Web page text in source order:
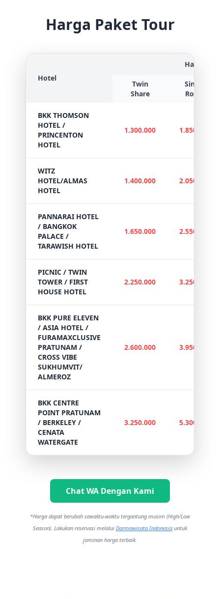
Harga Paket Tour
Hotel
Harga
Twin
Share
Single
Room
BKK THOMSON
HOTEL /
PRINCENTON
HOTEL
1.300.000 1.850.000
WITZ
HOTEL/ALMAS
HOTEL
1.400.000 2.050.000
PANNARAI HOTEL
/ BANGKOK
PALACE /
TARAWISH HOTEL
1.650.000 2.550.000
PICNIC / TWIN
TOWER / FIRST
HOUSE HOTEL
2.250.000 3.250.000
BKK PURE ELEVEN
/ ASIA HOTEL /
FURAMAXCLUSIVE
PRATUNAM /
CROSS VIBE
SUKHUMVIT/
ALMEROZ
2.600.000 3.950.000
BKK CENTRE
POINT PRATUNAM
/ BERKELEY /
CENATA
WATERGATE
3.250.000 5.300.000
Chat WA Dengan Kami
*Harga dapat berubah sewaktu-waktu tergantung musim (High/Low
Season). Lakukan reservasi melalui Darmawisata Indonesia untuk
jaminan harga terbaik.